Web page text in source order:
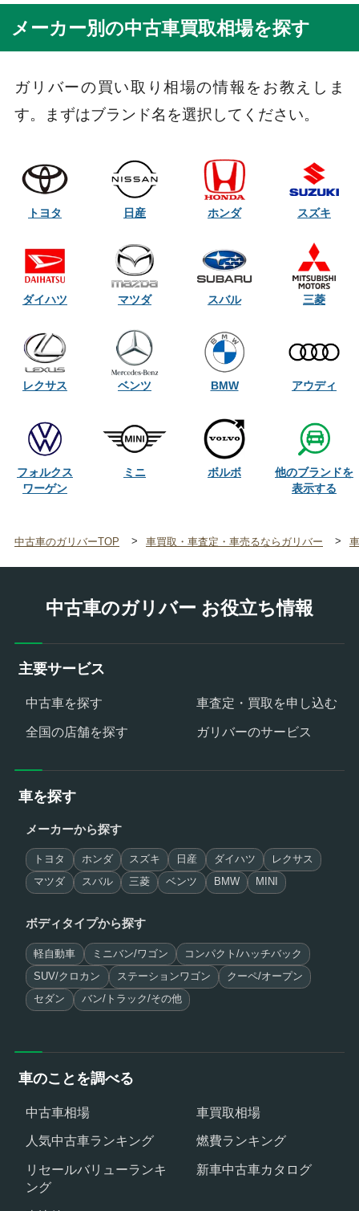
メーカー別の中古車買取相場を探す
ガリバーの買い取り相場の情報をお教えしま
す。まずはブランド名を選択してください。
トヨタ 日産 ホンダ スズキ
ダイハツ マツダ スバル 三菱
レクサス ベンツ BMW アウディ
フォルクス
ワーゲン
ミニ ボルボ 他のブランドを
中古車のガリバーTOP 車買取・車査定・車売るならガリバー
中古車のガリバー お役立ち情報
主要サービス
中古車を探す
車査定・買取を申し込む
全国の店舗を探す
ガリバーのサービス
車を探す
メーカーから探す
トヨタ ホンダ スズキ 日産 ダイハツ レクサス
マツダ スバル 三菱 ベンツ BMW MINI
ボディタイプから探す
軽自動車 ミニバン/ワゴン コンパクト/ハッチバック
SUV/クロカン ステーションワゴン クーペ/オープン
セダン バン/トラック/その他
車のことを調べる
中古車相場
車買取相場
人気中古車ランキング
燃費ランキング
リセールバリューランキ
ング
新車中古車カタログ